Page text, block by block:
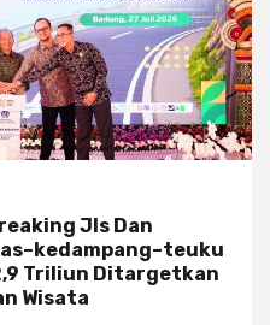
Jls Dan
Triliun Ditargetkan
Wisata